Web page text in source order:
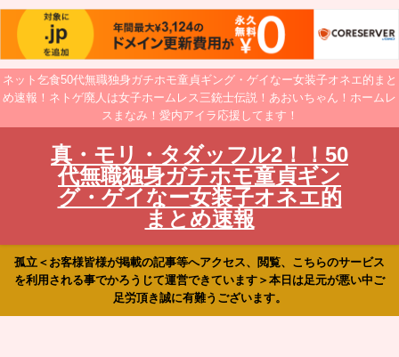
ネット乞食50代無職独身ガチホモ童貞ギング・ゲイなー女装子オネエ的まと
め速報！ネトゲ廃人は女子ホームレス三銃士伝説！あおいちゃん！ホームレ
スまなみ！愛内アイラ応援してます！
真・モリ・タダッフル2！！50
代無職独身ガチホモ童貞ギン
グ・ゲイなー女装子オネエ的
まとめ速報
孤立＜お客様皆様が掲載の記事等へアクセス、閲覧、こちらのサービス
を利用される事でかろうじて運営できています＞本日は足元が悪い中ご
足労頂き誠に有難うございます。